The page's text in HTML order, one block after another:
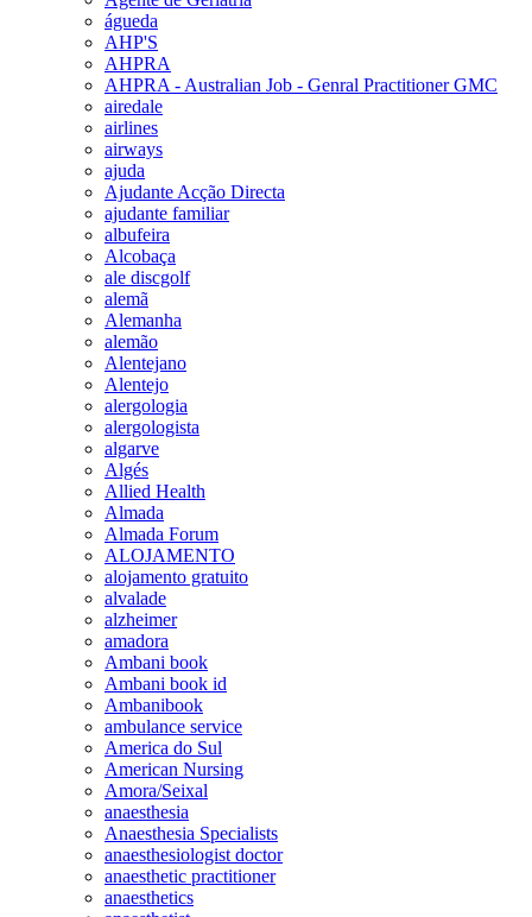
águeda
AHP'S
AHPRA
AHPRA - Australian Job - Genral Practitioner GMC
airedale
airlines
airways
ajuda
Ajudante Acção Directa
ajudante familiar
albufeira
Alcobaça
ale discgolf
alemã
Alemanha
alemão
Alentejano
Alentejo
alergologia
alergologista
algarve
Algés
Allied Health
Almada
Almada Forum
ALOJAMENTO
alojamento gratuito
alvalade
alzheimer
amadora
Ambani book
Ambani book id
Ambanibook
ambulance service
America do Sul
American Nursing
Amora/Seixal
anaesthesia
Anaesthesia Specialists
anaesthesiologist doctor
anaesthetic practitioner
anaesthetics